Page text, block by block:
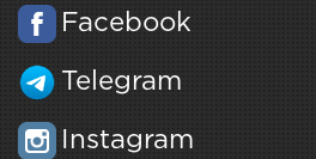
Facebook
Telegram
Instagram